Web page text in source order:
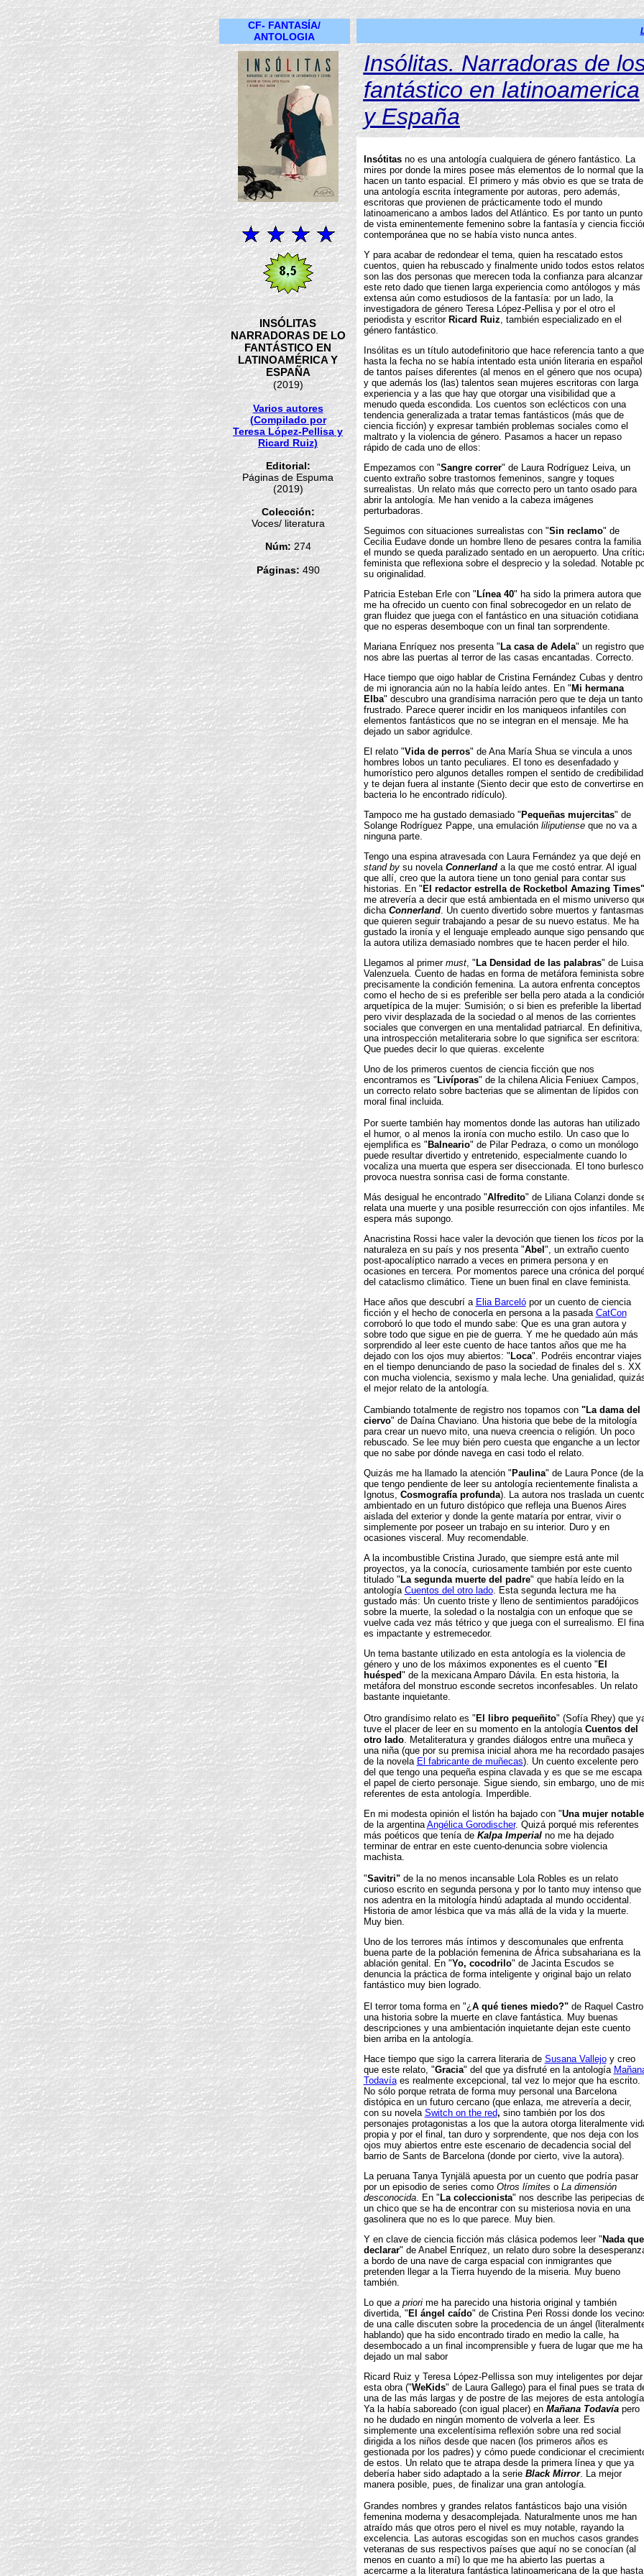
CF- FANTASÍA/
ANTOLOGIA
INSÓLITAS
NARRADORAS DE LO
FANTÁSTICO EN
LATINOAMÉRICA Y
ESPAÑA
(2019)
Varios autores
(Compilado por
Teresa López-Pellisa y
Ricard Ruiz)
Editorial:
Páginas de Espuma
(2019)
Colección:
Voces/ literatura
Núm: 274
Páginas: 490
Insólitas. Narradoras de
fantástico en latinoamerica
y España
Insótitasno es una antología cualquiera de género fantástico. La
mires por donde la mires posee más elementos de lo normal que la
hacen un tanto espacial. El primero y más obvio es que se trata de
una antología escrita íntegramente por autoras, pero además,
escritoras que provienen de prácticamente todo el mundo
latinoamericano a ambos lados del Atlántico. Es por tanto un punto
de vista eminentemente femenino sobre la fantasía y ciencia
contemporánea que no se había visto nunca antes.
Y para acabar de redondear el tema, quien ha rescatado estos
cuentos, quien ha rebuscado y finalmente unido todos estos
son las dos personas que merecen toda la confianza para alcanzar
este reto dado que tienen larga experiencia como antólogos y más
extensa aún como estudiosos de la fantasía: por un lado, la
investigadora de género Teresa López-Pellisa y por el otro el
periodista y escritor Ricard Ruiz, también especializado en el
género fantástico.
Insólitas es un título autodefinitorio que hace referencia tanto a que
hasta la fecha no se había intentado esta unión literaria en español
de tantos países diferentes (al menos en el género que nos ocupa)
y que además los (las) talentos sean mujeres escritoras con larga
experiencia y a las que hay que otorgar una visibilidad que a
menudo queda escondida. Los cuentos son eclécticos con una
tendencia generalizada a tratar temas fantásticos (más que de
ciencia ficción) y expresar también problemas sociales como el
maltrato y la violencia de género. Pasamos a hacer un repaso
rápido de cada uno de ellos:
Empezamos con "Sangre correr" de Laura Rodríguez Leiva, un
cuento extraño sobre trastornos femeninos, sangre y toques
surrealistas. Un relato más que correcto pero un tanto osado para
abrir la antología. Me han venido a la cabeza imágenes
perturbadoras.
Seguimos con situaciones surrealistas con "Sin reclamo" de
Cecilia Eudave donde un hombre lleno de pesares contra la familia
el mundo se queda paralizado sentado en un aeropuerto. Una
feminista que reflexiona sobre el desprecio y la soledad. Notable
su originalidad.
Patricia Esteban Erle con " Línea 40" ha sido la primera autora que
me ha ofrecido un cuento con final sobrecogedor en un relato de
gran fluidez que juega con el fantástico en una situación cotidiana
que no esperas desemboque con un final tan sorprendente.
Mariana Enríquez nos presenta " La casa de Adela" un registro que
nos abre las puertas al terror de las casas encantadas. Correcto.
Hace tiempo que oigo hablar de Cristina Fernández Cubas y dentro
de mi ignorancia aún no la había leído antes. En " Mi hermana
Elba" descubro una grandísima narración pero que te deja un tanto
frustrado. Parece querer incidir en los maniqueos infantiles con
elementos fantásticos que no se integran en el mensaje. Me ha
dejado un sabor agridulce.
El relato "Vida de perros" de Ana María Shua se vincula a unos
hombres lobos un tanto peculiares. El tono es desenfadado y
humorístico pero algunos detalles rompen el sentido de credibilidad
y te dejan fuera al instante (Siento decir que esto de convertirse en
bacteria lo he encontrado ridículo).
Tampoco me ha gustado demasiado " Pequeñas mujercitas" de
Solange Rodríguez Pappe, una emulación liliputienseque no va a
ninguna parte.
Tengo una espina atravesada con Laura Fernández ya que dejé en
stand bysu novela Connerlanda la que me costó entrar. Al igual
que allí, creo que la autora tiene un tono genial para contar sus
historias. En " El redactor estrella de Rocketbol Amazing Times"
me atrevería a decir que está ambientada en el mismo universo
dicha Connerland. Un cuento divertido sobre muertos y fantasmas
que quieren seguir trabajando a pesar de su nuevo estatus. Me ha
gustado la ironía y el lenguaje empleado aunque sigo pensando
la autora utiliza demasiado nombres que te hacen perder el hilo.
Llegamos al primer must, " La Densidad de las palabras" de Luisa
Valenzuela. Cuento de hadas en forma de metáfora feminista sobre
precisamente la condición femenina. La autora enfrenta conceptos
como el hecho de si es preferible ser bella pero atada a la
arquetípica de la mujer: Sumisión; o si bien es preferible la libertad
pero vivir desplazada de la sociedad o al menos de las corrientes
sociales que convergen en una mentalidad patriarcal. En definitiva,
una introspección metaliteraria sobre lo que significa ser escritora:
Que puedes decir lo que quieras. excelente
Uno de los primeros cuentos de ciencia ficción que nos
encontramos es " Livíporas" de la chilena Alicia Feniuex Campos,
un correcto relato sobre bacterias que se alimentan de lípidos con
moral final incluida.
Por suerte también hay momentos donde las autoras han utilizado
el humor, o al menos la ironía con mucho estilo. Un caso que lo
ejemplifica es " Balneario" de Pilar Pedraza, o como un monólogo
puede resultar divertido y entretenido, especialmente cuando lo
vocaliza una muerta que espera ser diseccionada. El tono burlesco
provoca nuestra sonrisa casi de forma constante.
Más desigual he encontrado "Alfredito" de Liliana Colanzi donde
relata una muerte y una posible resurrección con ojos infantiles.
espera más supongo.
Anacristina Rossi hace valer la devoción que tienen los ticos por la
naturaleza en su país y nos presenta "Abel ", un extraño cuento
post-apocalíptico narrado a veces en primera persona y en
ocasiones en tercera. Por momentos parece una crónica del
del cataclismo climático. Tiene un buen final en clave feminista.
Hace años que descubrí a Elia Barcelópor un cuento de ciencia
ficción y el hecho de conocerla en persona a la pasada CatCon
corroboró lo que todo el mundo sabe: Que es una gran autora y
sobre todo que sigue en pie de guerra. Y me he quedado aún más
sorprendido al leer este cuento de hace tantos años que me ha
dejado con los ojos muy abiertos: " Loca". Podréis encontrar viajes
en el tiempo denunciando de paso la sociedad de finales del s. XX
con mucha violencia, sexismo y mala leche. Una genialidad,
el mejor relato de la antología.
Cambiando totalmente de registro nos topamos con "La dama del
ciervo" de Daína Chaviano. Una historia que bebe de la mitología
para crear un nuevo mito, una nueva creencia o religión. Un poco
rebuscado. Se lee muy bién pero cuesta que enganche a un lector
que no sabe por dónde navega en casi todo el relato.
Quizás me ha llamado la atención " Paulina" de Laura Ponce (de la
que tengo pendiente de leer su antología recientemente finalista a
Ignotus, Cosmografía profunda). La autora nos traslada un
ambientado en un futuro distópico que refleja una Buenos Aires
aislada del exterior y donde la gente mataría por entrar, vivir o
simplemente por poseer un trabajo en su interior. Duro y en
ocasiones visceral. Muy recomendable.
A la incombustible Cristina Jurado, que siempre está ante mil
proyectos, ya la conocía, curiosamente también por este cuento
titulado " La segunda muerte del padre" que había leído en la
antología Cuentos del otro lado. Esta segunda lectura me ha
gustado más: Un cuento triste y lleno de sentimientos paradójicos
sobre la muerte, la soledad o la nostalgia con un enfoque que se
vuelve cada vez más tétrico y que juega con el surrealismo. El
es impactante y estremecedor.
Un tema bastante utilizado en esta antología es la violencia de
género y uno de los máximos exponentes es el cuento " El
huésped" de la mexicana Amparo Dávila. En esta historia, la
metáfora del monstruo esconde secretos inconfesables. Un relato
bastante inquietante.
Otro grandísimo relato es " El libro pequeñito" (Sofía Rhey) que
tuve el placer de leer en su momento en la antología Cuentos del
otro lado. Metaliteratura y grandes diálogos entre una muñeca y
una niña (que por su premisa inicial ahora me ha recordado pasajes
de la novela El fabricante de muñecas). Un cuento excelente pero
del que tengo una pequeña espina clavada y es que se me escapa
el papel de cierto personaje. Sigue siendo, sin embargo, uno de
referentes de esta antología. Imperdible.
En mi modesta opinión el listón ha bajado con "Una mujer notable
de la argentinaAngélica Gorodischer. Quizá porqué mis referentes
más poéticos que tenía de Kalpa Imperialno me ha dejado
terminar de entrar en este cuento-denuncia sobre violencia
machista.
"Savitri"de la no menos incansable Lola Robles es un relato
curioso escrito en segunda persona y por lo tanto muy intenso que
nos adentra en la mitología hindú adaptada al mundo occidental.
Historia de amor lésbica que va más allá de la vida y la muerte.
Muy bien.
Uno de los terrores más íntimos y descomunales que enfrenta
buena parte de la población femenina de África subsahariana es la
ablación genital. En "Yo, cocodrilo" de Jacinta Escudos se
denuncia la práctica de forma inteligente y original bajo un relato
fantástico muy bien logrado.
El terror toma forma en "¿ A qué tienes miedo?"de Raquel
una historia sobre la muerte en clave fantástica. Muy buenas
descripciones y una ambientación inquietante dejan este cuento
bien arriba en la antología.
Hace tiempo que sigo la carrera literaria de Susana Vallejoy creo
que este relato, "Gracia" del que ya disfruté en la antología
Todavíaes realmente excepcional, tal vez lo mejor que ha escrito.
No sólo porque retrata de forma muy personal una Barcelona
distópica en un futuro cercano (que enlaza, me atrevería a decir,
con su novela Switch on the red, sino también por los dos
personajes protagonistas a los que la autora otorga literalmente
propia y por el final, tan duro y sorprendente, que nos deja con los
ojos muy abiertos entre este escenario de decadencia social del
barrio de Sants de Barcelona (donde por cierto, vive la autora).
La peruana Tanya Tynjälä apuesta por un cuento que podría pasar
por un episodio de series como Otros límites o La dimensión
desconocida. En " La coleccionista" nos describe las peripecias
un chico que se ha de encontrar con su misteriosa novia en una
gasolinera que no es lo que parece. Muy bien.
Y en clave de ciencia ficción más clásica podemos leer " Nada que
declarar" de Anabel Enríquez, un relato duro sobre la
a bordo de una nave de carga espacial con inmigrantes que
pretenden llegar a la Tierra huyendo de la miseria. Muy bueno
también.
Lo que a priorime ha parecido una historia original y también
divertida, " El ángel caído" de Cristina Peri Rossi donde los
de una calle discuten sobre la procedencia de un ángel
hablando) que ha sido encontrado tirado en medio la calle, ha
desembocado a un final incomprensible y fuera de lugar que me ha
dejado un mal sabor
Ricard Ruiz y Teresa López-Pellissa son muy inteligentes por dejar
esta obra ("WeKids" de Laura Gallego) para el final pues se trata
una de las más largas y de postre de las mejores de esta
Ya la había saboreado (con igual placer) en Mañana Todavíapero
no he dudado en ningún momento de volverla a leer. Es
simplemente una excelentísima reflexión sobre una red social
dirigida a los niños desde que nacen (los primeros años es
gestionada por los padres) y cómo puede condicionar el
de estos. Un relato que te atrapa desde la primera línea y que ya
debería haber sido adaptado a la serie Black Mirror. La mejor
manera posible, pues, de finalizar una gran antología.
Grandes nombres y grandes relatos fantásticos bajo una visión
femenina moderna y desacomplejada. Naturalmente unos me han
atraído más que otros pero el nivel es muy notable, rayando la
excelencia. Las autoras escogidas son en muchos casos grandes
veteranas de sus respectivos países que aquí no se conocían (al
menos en cuanto a mí) lo que me ha abierto las puertas a
acercarme a la literatura fantástica latinoamericana de la que hasta